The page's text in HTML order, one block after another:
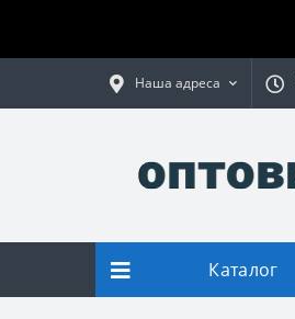
Наша адреса
Каталог